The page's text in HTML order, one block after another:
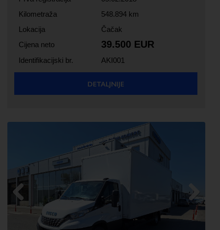
Kilometraža
548.894 km
Lokacija
Čačak
Cijena neto
39.500 EUR
Identifikacijski br. AKI001
DETALJNIJE
Previous Next